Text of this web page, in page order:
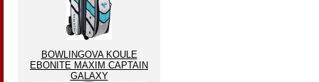
BOWLINGOVA KOULE
EBONITE MAXIM CAPTAIN
GALAXY